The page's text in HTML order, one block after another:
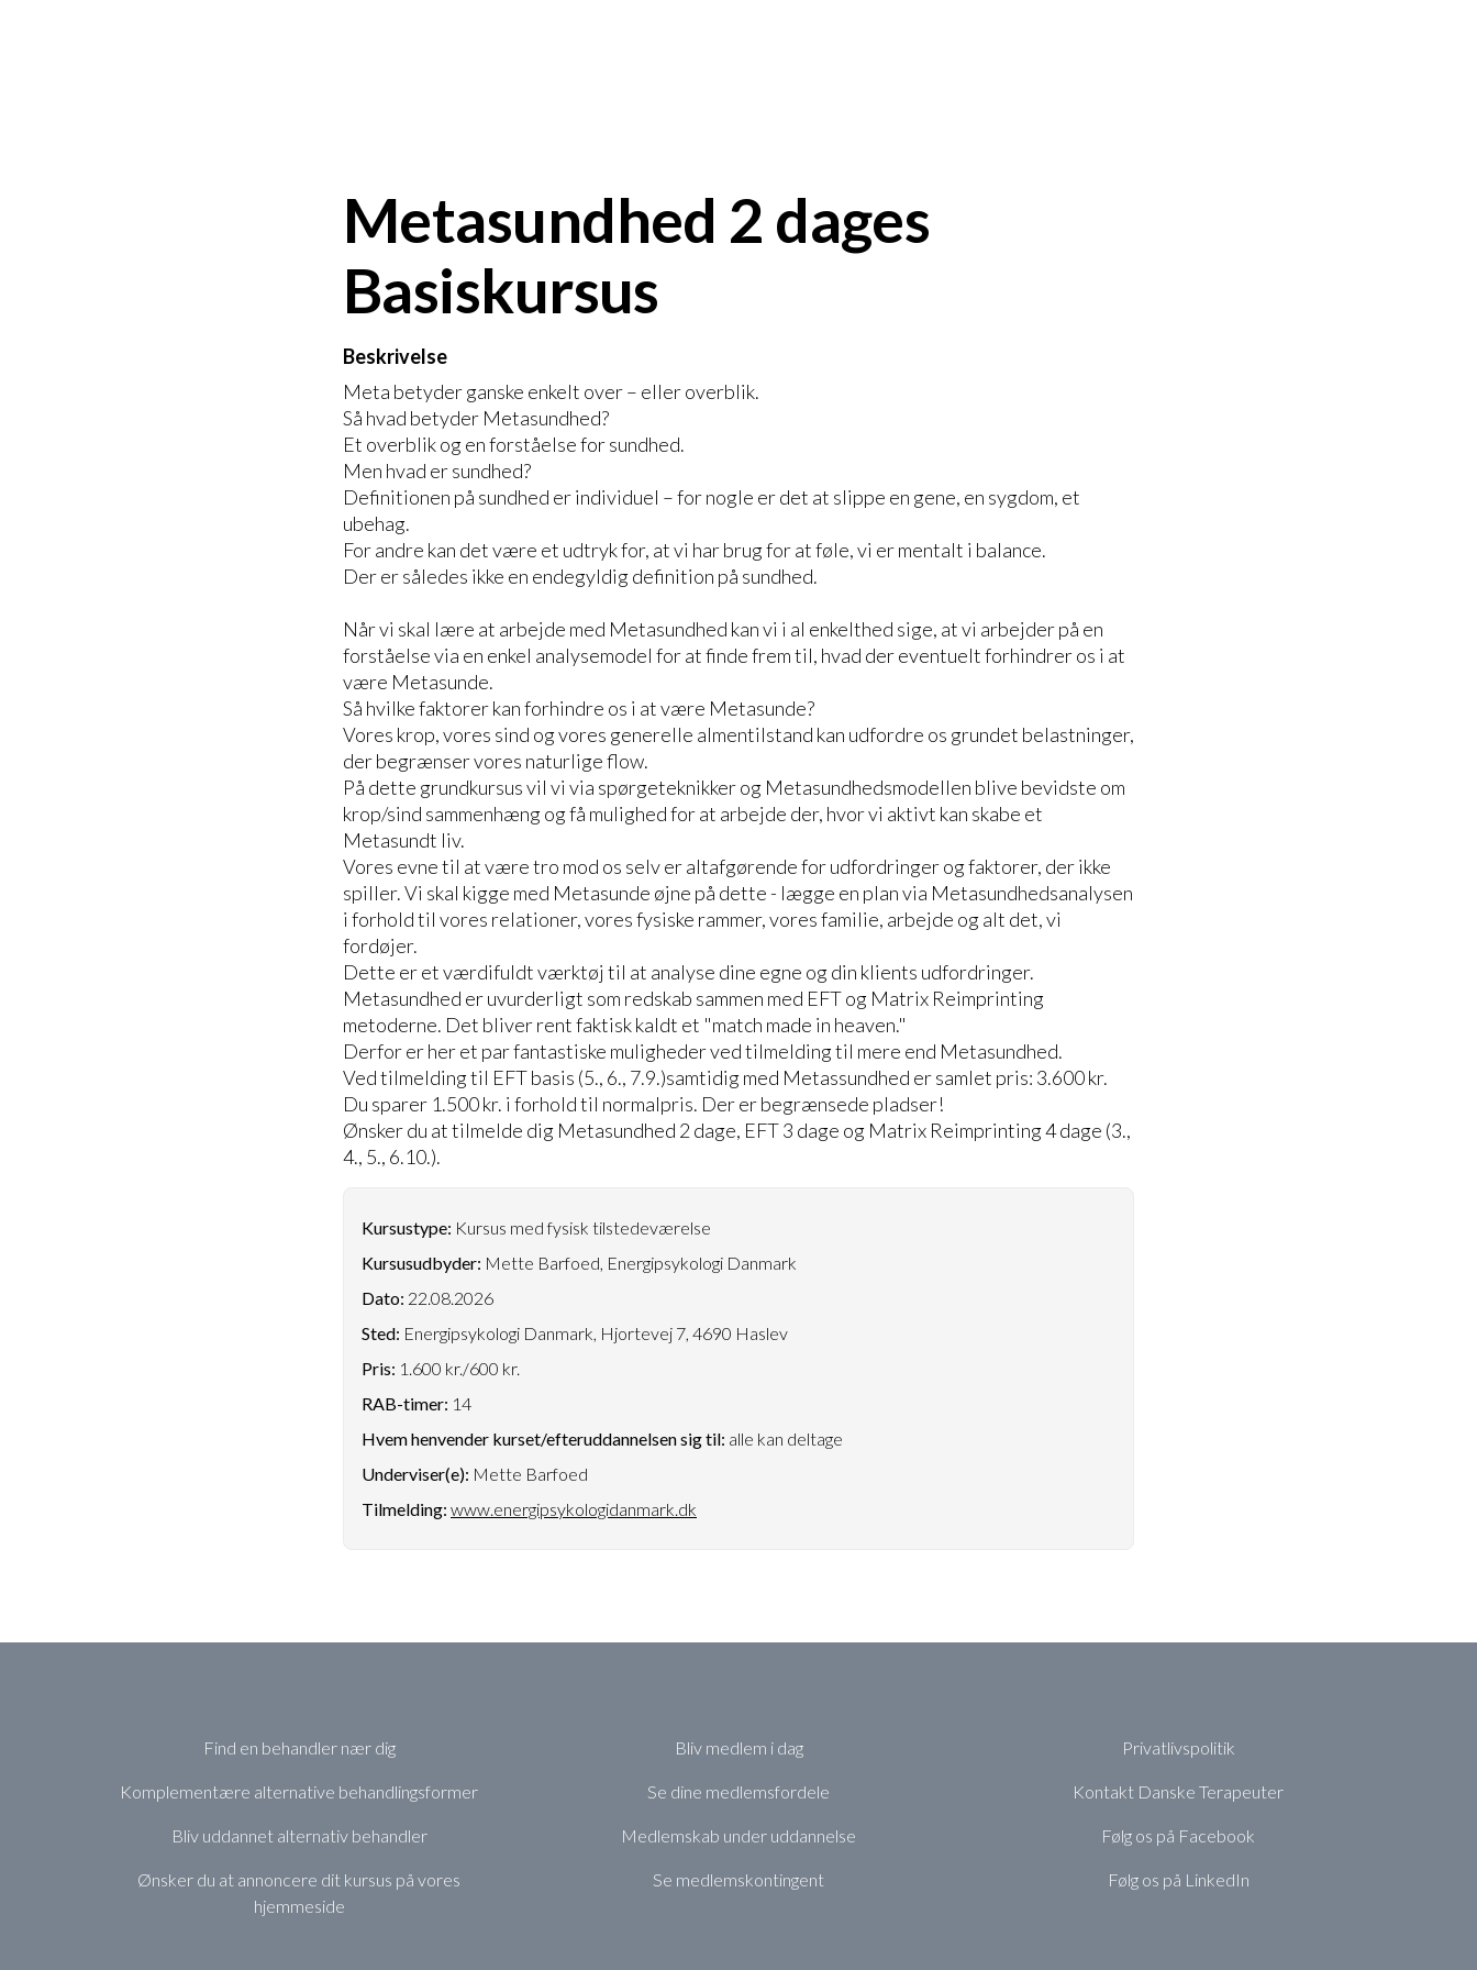
Metasundhed 2 dages
Basiskursus
Beskrivelse
Meta betyder ganske enkelt over – eller overblik.
Så hvad betyder Metasundhed?
Et overblik og en forståelse for sundhed.
Men hvad er sundhed?
Definitionen på sundhed er individuel – for nogle er det at slippe en gene, en sygdom, et
ubehag.
For andre kan det være et udtryk for, at vi har brug for at føle, vi er mentalt i balance.
Der er således ikke en endegyldig definition på sundhed.
Når vi skal lære at arbejde med Metasundhed kan vi i al enkelthed sige, at vi arbejder på en
forståelse via en enkel analysemodel for at finde frem til, hvad der eventuelt forhindrer os i at
være Metasunde.
Så hvilke faktorer kan forhindre os i at være Metasunde?
Vores krop, vores sind og vores generelle almentilstand kan udfordre os grundet belastninger,
der begrænser vores naturlige flow.
På dette grundkursus vil vi via spørgeteknikker og Metasundhedsmodellen blive bevidste om
krop/sind sammenhæng og få mulighed for at arbejde der, hvor vi aktivt kan skabe et
Metasundt liv.
Vores evne til at være tro mod os selv er altafgørende for udfordringer og faktorer, der ikke
spiller. Vi skal kigge med Metasunde øjne på dette - lægge en plan via Metasundhedsanalysen
i forhold til vores relationer, vores fysiske rammer, vores familie, arbejde og alt det, vi
fordøjer.
Dette er et værdifuldt værktøj til at analyse dine egne og din klients udfordringer.
Metasundhed er uvurderligt som redskab sammen med EFT og Matrix Reimprinting
metoderne. Det bliver rent faktisk kaldt et "match made in heaven."
Derfor er her et par fantastiske muligheder ved tilmelding til mere end Metasundhed.
Ved tilmelding til EFT basis (5., 6., 7.9.)samtidig med Metassundhed er samlet pris: 3.600 kr.
Du sparer 1.500 kr. i forhold til normalpris. Der er begrænsede pladser!
Ønsker du at tilmelde dig Metasundhed 2 dage, EFT 3 dage og Matrix Reimprinting 4 dage (3.,
4., 5., 6.10.).
Kursustype: Kursus med fysisk tilstedeværelse
Kursusudbyder: Mette Barfoed, Energipsykologi Danmark
Dato: 22.08.2026
Sted: Energipsykologi Danmark, Hjortevej 7, 4690 Haslev
Pris: 1.600 kr./600 kr.
RAB-timer: 14
Hvem henvender kurset/efteruddannelsen sig til: alle kan deltage
Underviser(e): Mette Barfoed
Tilmelding: www.energipsykologidanmark.dk
Find en behandler nær dig
Komplementære alternative behandlingsformer
Bliv uddannet alternativ behandler
Ønsker du at annoncere dit kursus på vores
hjemmeside
Bliv medlem i dag
Se dine medlemsfordele
Medlemskab under uddannelse
Se medlemskontingent
Privatlivspolitik
Kontakt Danske Terapeuter
Følg os på Facebook
Følg os på LinkedIn